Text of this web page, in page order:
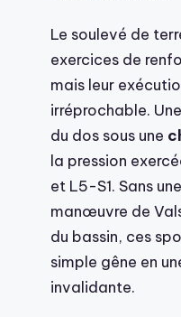
Le soulevé de
exercices de
mais leur
irréprochable.
du dos sous une
la pression
et L5-S1. Sans
manœuvre de
du bassin, ces
simple gêne en
invalidante.